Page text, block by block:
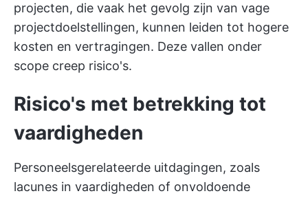
projecten, die vaak het gevolg zijn van vage
projectdoelstellingen, kunnen leiden tot hogere
kosten en vertragingen. Deze vallen onder
scope creep risico's.
Risico's met betrekking tot
vaardigheden
Personeelsgerelateerde uitdagingen, zoals
lacunes in vaardigheden of onvoldoende